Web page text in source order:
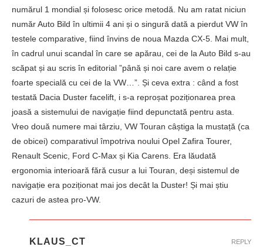
numărul 1 mondial și folosesc orice metodă. Nu am ratat niciun
număr Auto Bild în ultimii 4 ani și o singură dată a pierdut VW în
testele comparative, fiind învins de noua Mazda CX-5. Mai mult,
în cadrul unui scandal în care se apărau, cei de la Auto Bild s-au
scăpat și au scris în editorial ”până și noi care avem o relație
foarte specială cu cei de la VW…”. Și ceva extra : când a fost
testată Dacia Duster facelift, i s-a reproșat poziționarea prea
joasă a sistemului de navigație fiind depunctată pentru asta.
Vreo două numere mai târziu, VW Touran câștiga la mustață (ca
de obicei) comparativul împotriva noului Opel Zafira Tourer,
Renault Scenic, Ford C-Max și Kia Carens. Era lăudată
ergonomia interioară fără cusur a lui Touran, deși sistemul de
navigație era poziționat mai jos decât la Duster! Și mai știu
cazuri de astea pro-VW.
KLAUS_CT REPLY